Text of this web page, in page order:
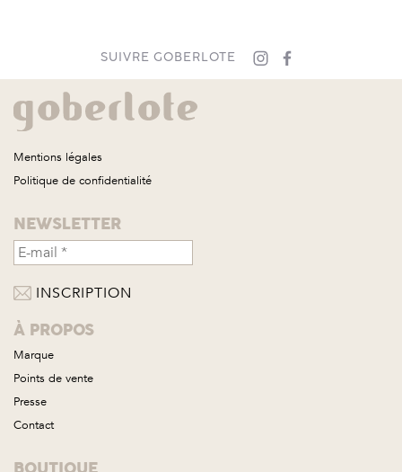
SUIVRE GOBERLOTE
Mentions légales
Politique de confidentialité
NEWSLETTER
À PROPOS
Marque
Points de vente
Presse
Contact